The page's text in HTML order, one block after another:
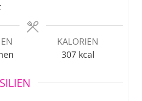
KALORIEN
307 kcal